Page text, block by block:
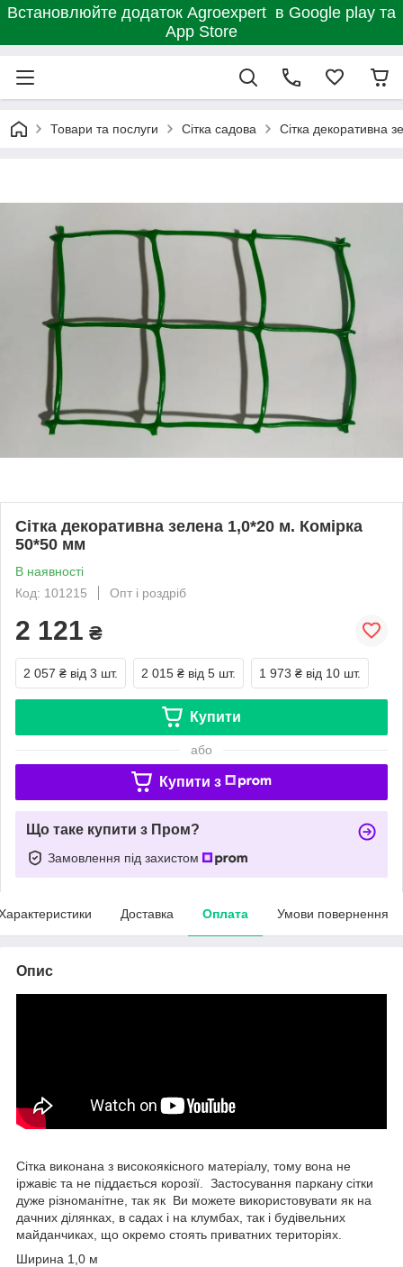
Встановлюйте додаток Agroexpert в Google play та
App Store
Товари та послуги Сітка садова Сітка декоративна
Сітка декоративна зелена 1,0*20 м. Комірка
50*50 мм
В наявності
Код: 101215
Опт і роздріб
2 121 ₴
2 057 ₴ від 3 шт. 2 015 ₴ від 5 шт. 1 973 ₴ від 10 шт.
Купити
або
Купити з
Що таке купити з Пром?
Замовлення під захистом
Доставка Оплата Умови повернення
Опис
Сітка виконана з високоякісного матеріалу, тому вона не
іржавіє та не піддається корозії. Застосування паркану сітки
дуже різноманітне, так як Ви можете використовувати як на
дачних ділянках, в садах і на клумбах, так і будівельних
майданчиках, що окремо стоять приватних територіях.
Ширина 1,0 м